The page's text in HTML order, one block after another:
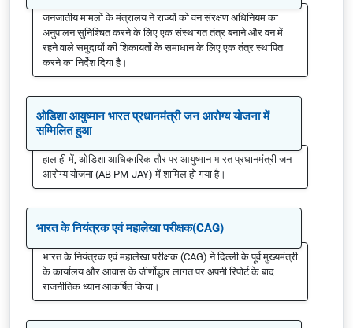
जनजातीय मामलों के मंत्रालय ने राज्यों को वन संरक्षण अधिनियम का
अनुपालन सुनिश्चित करने के लिए एक संस्थागत तंत्र बनाने और वन में
रहने वाले समुदायों की शिकायतों के समाधान के लिए एक तंत्र स्थापित
करने का निर्देश दिया है।
ओडिशा आयुष्मान भारत प्रधानमंत्री जन आरोग्य योजना में
सम्मिलित हुआ
हाल ही में, ओडिशा आधिकारिक तौर पर आयुष्मान भारत प्रधानमंत्री जन
आरोग्य योजना (AB PM-JAY) में शामिल हो गया है।
भारत के नियंत्रक एवं महालेखा परीक्षक(CAG)
भारत के नियंत्रक एवं महालेखा परीक्षक (CAG) ने दिल्ली के पूर्व मुख्यमंत्री
के कार्यालय और आवास के जीर्णोद्धार लागत पर अपनी रिपोर्ट के बाद
राजनीतिक ध्यान आकर्षित किया।